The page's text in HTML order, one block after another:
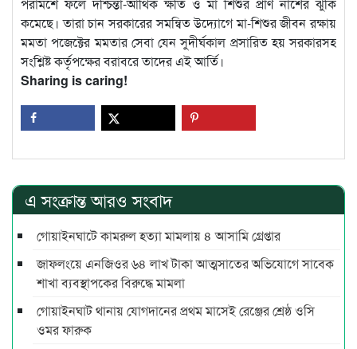
কমেছে। তারা চান সরকারের সমন্বিত উদ্যোগে মা-শিশুর জীবন রক্ষায়
মমতা পজেক্টের মমতার সেবা যেন সুদীর্ঘকাল প্রসারিত হয় সরকারসহ
সংশ্লিষ্ট কর্তৃপক্ষের বরাবরে তাদের এই আর্তি।
Sharing is caring!
এ সংক্রান্ত আরও সংবাদ
গোয়াইনঘাটে কামরুল হত্যা মামলায় ৪ আসামি গ্রেপ্তার
জাফলংয়ে এনজিওর ৬৪ লাখ টাকা আত্মসাতের অভিযোগে সাবেক
শাখা ব্যবস্থাপকের বিরুদ্ধে মামলা
গোয়াইনঘাট থানায় যোগদানের প্রথম মাসেই রেঞ্জের শ্রেষ্ঠ ওসি
ওমর ফারুক